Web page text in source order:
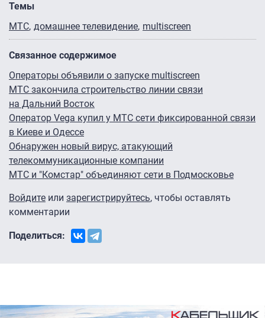
Темы
МТС домашнее телевидение multiscreen
Связанное содержимое
Операторы объявили о запуске multiscreen
МТС закончила строительство линии связи
на Дальний Восток
Оператор Vega купил у МТС сети фиксированной связи
в Киеве и Одессе
Обнаружен новый вирус, атакующий
телекоммуникационные компании
МТС и "Комстар" объединяют сети в Подмосковье
Войдите или зарегистрируйтесь, чтобы оставлять
комментарии
Поделиться: